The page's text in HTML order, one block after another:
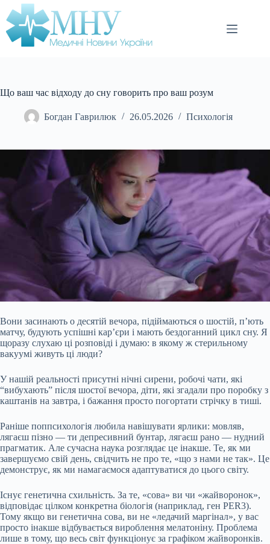
Перейти
до
вмісту
Що ваш час відходу до сну говорить про ваш розум
Богдан Гаврилюк 26.05.2026 Психологія
Вони засинають о десятій вечора, підіймаються о шостій, п’ють
матчу, будують успішні кар’єри і мають бездоганний цикл сну. Я
щоразу слухаю ці розповіді і думаю: в якому ж стерильному
вакуумі живуть ці люди?
У нашій реальності присутні нічні сирени, робочі чати, які
“вибухають” після шостої вечора, діти, які згадали про поробку з
каштанів на завтра, і бажання просто погортати стрічку в тиші.
Раніше поппсихологія любила навішувати ярлики: мовляв,
лягаєш пізно — ти депресивний бунтар, лягаєш рано — нудний
прагматик. Але сучасна наука розглядає це інакше. Те, як ми
завершуємо свій день, свідчить не про те, «що з нами не так». Це
демонструє, як ми намагаємося адаптуватися до цього світу.
Існує генетична схильність. За те, «сова» ви чи «жайворонок»,
відповідає цілком конкретна біологія (наприклад, ген PER3).
Тому якщо ви генетична сова, ви не «ледачий маргінал», у вас
просто інакше відбувається вироблення мелатоніну. Проблема
лише в тому, що весь світ функціонує за графіком жайворонків.